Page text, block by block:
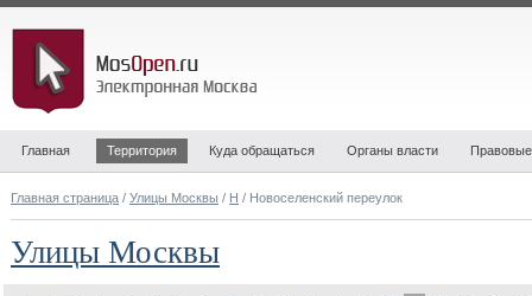
Главная Территория Куда обращаться Органы власти
Главная страница / Улицы Москвы / Н / Новоселенский переулок
Улицы Москвы